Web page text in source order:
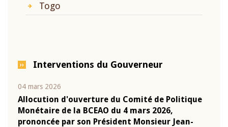
Togo
Interventions du Gouverneur
du Comité de Politique
du 4 mars 2026,
Président Monsieur Jean-
Mot introductif du
Kassi BROU lors de la
présentation du rapport